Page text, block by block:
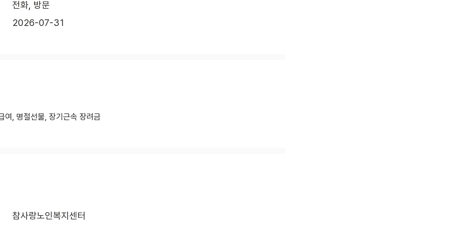
전화, 방문
2026-07-31
여, 명절선물, 장기근속 장려금
참사랑노인복지센터